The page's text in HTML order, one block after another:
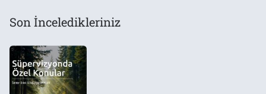
Son İnceledikleriniz